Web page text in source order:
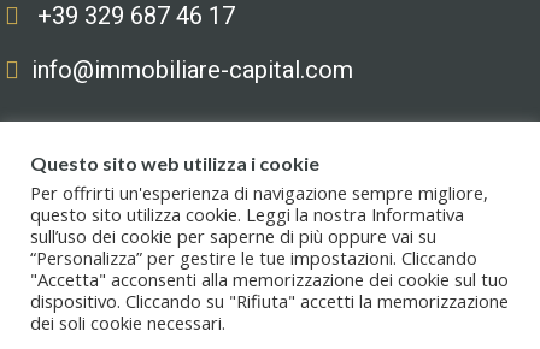
+39 329 687 46 17
info@immobiliare-capital.com
Copyright © 2020. All Rights Reserved. Capital immobiliare S.r.l.s. | Le
immagini hanno valore puramente illustrativo. I prezzi e le informazioni
possono essere soggetti a modifiche.
Questo sito web utilizza i cookie
Per offrirti un'esperienza di navigazione sempre migliore,
questo sito utilizza cookie. Leggi la nostra Informativa
sull’uso dei cookie per saperne di più oppure vai su
“Personalizza” per gestire le tue impostazioni. Cliccando
"Accetta" acconsenti alla memorizzazione dei cookie sul tuo
dispositivo. Cliccando su "Rifiuta" accetti la memorizzazione
dei soli cookie necessari.